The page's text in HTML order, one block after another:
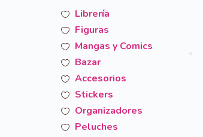
Librería
Figuras
Mangas y Comics
Bazar
Accesorios
Stickers
Organizadores
Peluches